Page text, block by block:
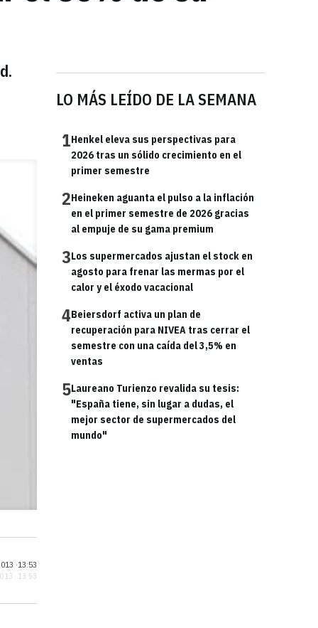
LO MÁS LEÍDO DE LA SEMANA
1Henkel eleva sus perspectivas para
2026 tras un sólido crecimiento en el
primer semestre
2Heineken aguanta el pulso a la inflación
en el primer semestre de 2026 gracias
al empuje de su gama premium
3Los supermercados ajustan el stock en
agosto para frenar las mermas por el
calor y el éxodo vacacional
4Beiersdorf activa un plan de
recuperación para NIVEA tras cerrar el
semestre con una caída del 3,5% en
ventas
5Laureano Turienzo revalida su tesis:
"España tiene, sin lugar a dudas, el
mejor sector de supermercados del
mundo"
·13:53
· 13:53